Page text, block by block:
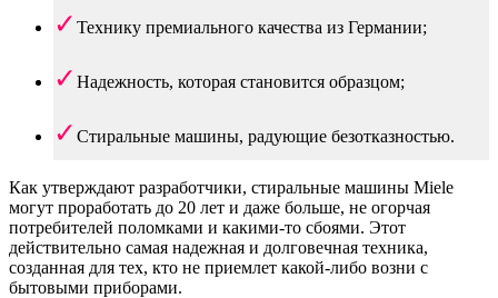
Технику премиального качества из Германии;
Надежность, которая становится образцом;
Стиральные машины, радующие безотказностью.
Как утверждают разработчики, стиральные машины Miele
могут проработать до 20 лет и даже больше, не огорчая
потребителей поломками и какими-то сбоями. Этот
действительно самая надежная и долговечная техника,
созданная для тех, кто не приемлет какой-либо возни с
бытовыми приборами.